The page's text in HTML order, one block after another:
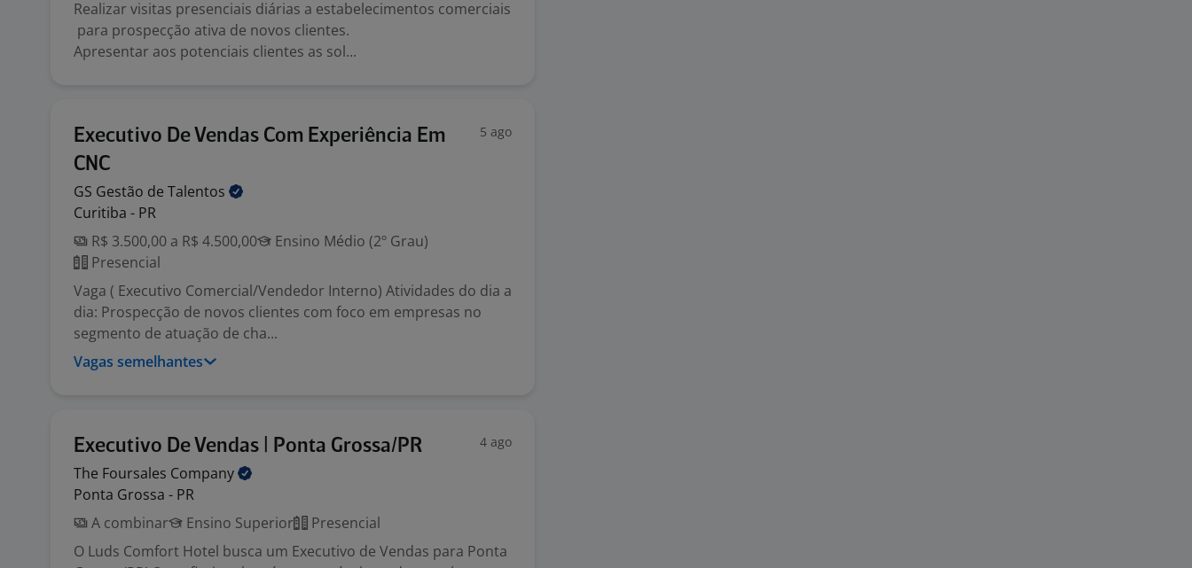
Realizar visitas presenciais diárias a estabelecimentos comerciais
para prospecção ativa de novos clientes.
Apresentar aos potenciais clientes as sol...
Executivo De Vendas Com Experiência Em
CNC
5 ago
GS Gestão de Talentos
Curitiba - PR
R$ 3.500,00 a R$ 4.500,00
Ensino Médio (2º Grau)
Presencial
Vaga ( Executivo Comercial/Vendedor Interno) Atividades do dia a
dia: Prospecção de novos clientes com foco em empresas no
segmento de atuação de cha...
Vagas semelhantes
Executivo De Vendas | Ponta Grossa/PR 4 ago
The Foursales Company
Ponta Grossa - PR
A combinar
Ensino Superior
Presencial
O Luds Comfort Hotel busca um Executivo de Vendas para Ponta